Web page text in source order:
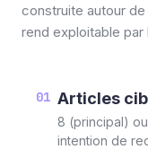
construite autour
rend exploitable par
01 Articles
8 (principal)
intention de